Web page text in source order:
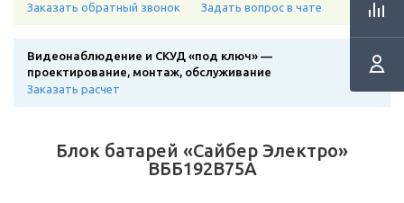
Заказать обратный звонок
Задать вопрос в чате
Видеонаблюдение и СКУД «под ключ» —
проектирование, монтаж, обслуживание
Заказать расчет
Блок батарей «Сайбер Электро»
ВББ192В75А